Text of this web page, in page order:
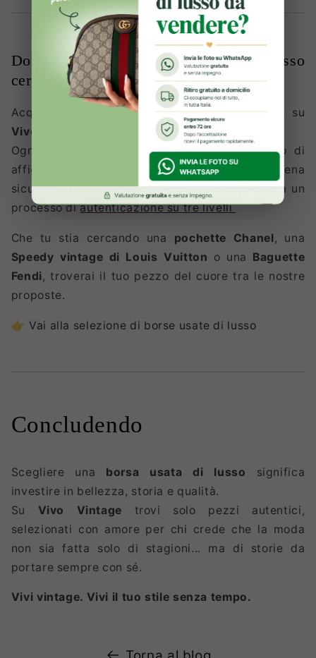
Dove acquistare borse usate di lusso
certificate?
Acquistare online può sembrare rischioso, ma su
Vivo Vintage
puoi navigare tranquilla:
Ogni borsa proviene da privati che decidono di
affidarsi a noi per vendere il loro usato in piena
sicurezza e prima della vendita la borsa supera un
processo diautenticazione su tre livelli
Che tu stia cercando una pochette Chanel, una
Speedy vintage di Louis Vuitton o una Baguette
Fendi, troverai il tuo pezzo del cuore tra le nostre
proposte.
👉 Vai alla selezione di borse usate di lusso
Concludendo
Scegliere una borsa usata di lusso significa
investire in bellezza, storia e qualità.
Su Vivo Vintage trovi solo pezzi autentici,
selezionati con amore per chi crede che la moda
non sia fatta solo di stagioni... ma di storie da
portare sempre con sé.
Vivi vintage. Vivi il tuo stile senza tempo.